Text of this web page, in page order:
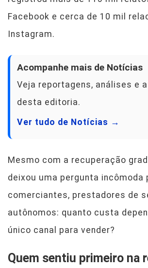
Facebook e cerca de 10 mil
Instagram.
Acompanhe mais de Notícias
Veja reportagens, análises e
desta editoria.
Ver tudo de Notícias →
Mesmo com a recuperação
deixou uma pergunta incômoda
comerciantes, prestadores de
autônomos: quanto custa
único canal para vender?
Quem sentiu primeiro na